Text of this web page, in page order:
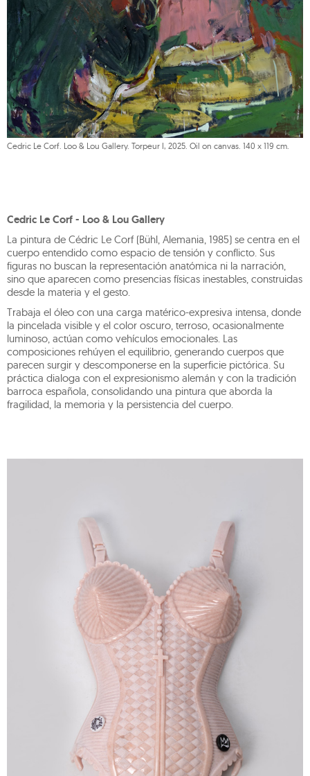
Cedric Le Corf. Loo & Lou Gallery. Torpeur I, 2025. Oil on canvas. 140 x 119 cm.
Cedric Le Corf - Loo & Lou Gallery
La pintura de Cédric Le Corf (Bühl, Alemania, 1985) se centra en el
cuerpo entendido como espacio de tensión y conflicto. Sus
figuras no buscan la representación anatómica ni la narración,
sino que aparecen como presencias físicas inestables, construidas
desde la materia y el gesto.
Trabaja el óleo con una carga matérico-expresiva intensa, donde
la pincelada visible y el color oscuro, terroso, ocasionalmente
luminoso, actúan como vehículos emocionales. Las
composiciones rehúyen el equilibrio, generando cuerpos que
parecen surgir y descomponerse en la superficie pictórica. Su
práctica dialoga con el expresionismo alemán y con la tradición
barroca española, consolidando una pintura que aborda la
fragilidad, la memoria y la persistencia del cuerpo.